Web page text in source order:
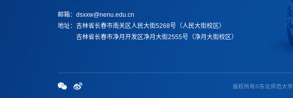
邮箱：dsxxw@nenu.edu.cn
地址： 吉林省长春市南关区人民大街5268号（人民大街校区）
吉林省长春市净月开发区净月大街2555号（净月大街校区）
版权所有©东北师范大学